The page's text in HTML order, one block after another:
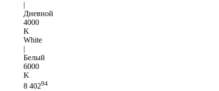
|
Дневной
4000
K
White
|
Белый
6000
K
8 40294